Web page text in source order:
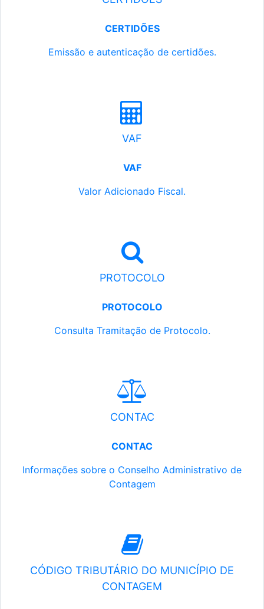
CERTIDÕES
Emissão e autenticação de certidões.
VAF
VAF
Valor Adicionado Fiscal.
PROTOCOLO
PROTOCOLO
Consulta Tramitação de Protocolo.
CONTAC
CONTAC
Informações sobre o Conselho Administrativo de
Contagem
CÓDIGO TRIBUTÁRIO DO MUNICÍPIO DE
CONTAGEM